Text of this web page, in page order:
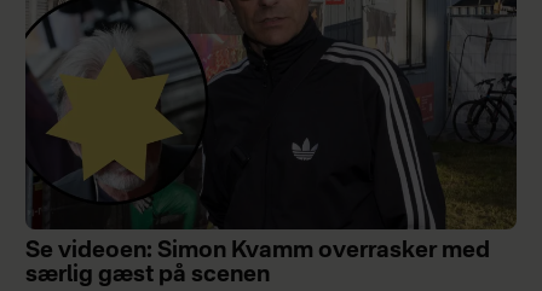
Se videoen: Simon Kvamm overrasker med
særlig gæst på scenen